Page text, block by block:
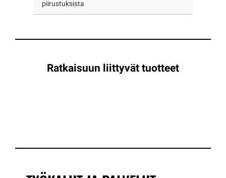
piirustuksista
Ratkaisuun liittyvät tuotteet